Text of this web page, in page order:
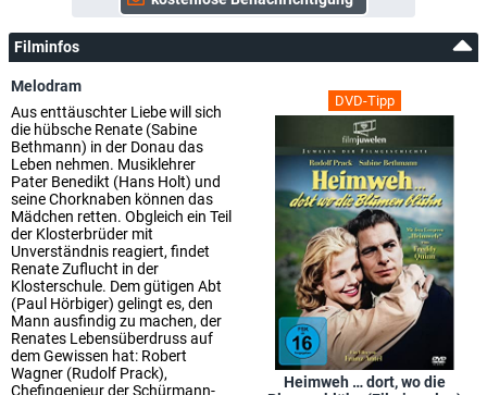
Filminfos
DVD-Tipp
Heimweh … dort, wo die
Melodram
Aus enttäuschter Liebe will sich
die hübsche Renate (Sabine
Bethmann) in der Donau das
Leben nehmen. Musiklehrer
Pater Benedikt (Hans Holt) und
seine Chorknaben können das
Mädchen retten. Obgleich ein Teil
der Klosterbrüder mit
Unverständnis reagiert, findet
Renate Zuflucht in der
Klosterschule. Dem gütigen Abt
(Paul Hörbiger) gelingt es, den
Mann ausfindig zu machen, der
Renates Lebensüberdruss auf
dem Gewissen hat: Robert
Wagner (Rudolf Prack),
Chefingenieur der Schürmann-